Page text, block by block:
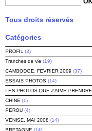
Tous droits réservés
Catégories
PROFIL
(3)
Tranches de vie (19)
CAMBODGE. FEVRIER 2009 (37)
ESSAIS PHOTOS (14)
LES PHOTOS QUE J'AIME PRENDRE
CHINE (1)
PEROU (4)
VENISE. MAI 2008 (14)
BRETAGNE (14)